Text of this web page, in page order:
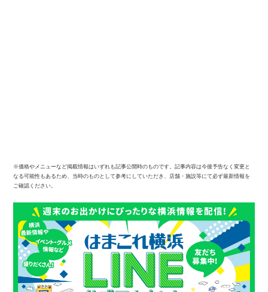
※価格やメニューなど掲載情報はいずれも記事公開時のものです。記事内容は今後予告なく変更と
なる可能性もあるため、当時のものとして参考にしていただき、店舗・施設等にて必ず最新情報を
ご確認ください。